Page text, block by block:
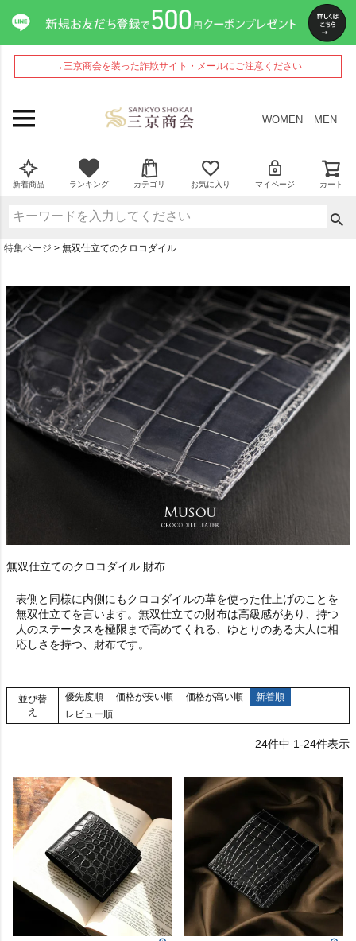
→三京商会を装った詐欺サイト・メールにご注意ください
WOMEN MEN
新着商品 ランキング カテゴリ お気に入り マイページ カート
特集ページ 無双仕立てのクロコダイル
無双仕立てのクロコダイル 財布
表側と同様に内側にもクロコダイルの革を使った仕上げのことを
無双仕立てを言います。無双仕立ての財布は高級感があり、持つ
人のステータスを極限まで高めてくれる、ゆとりのある大人に相
応しさを持つ、財布です。
並び替
え
優先度順 価格が安い順 価格が高い順
新着順
レビュー順
24件中 1-24件表示